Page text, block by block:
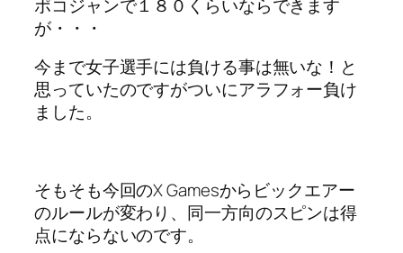
ポコジャンで１８０くらいならできます
が・・・
今まで女子選手には負ける事は無いな！と
思っていたのですがついにアラフォー負け
ました。
そもそも今回のX Gamesからビックエアー
のルールが変わり、同一方向のスピンは得
点にならないのです。